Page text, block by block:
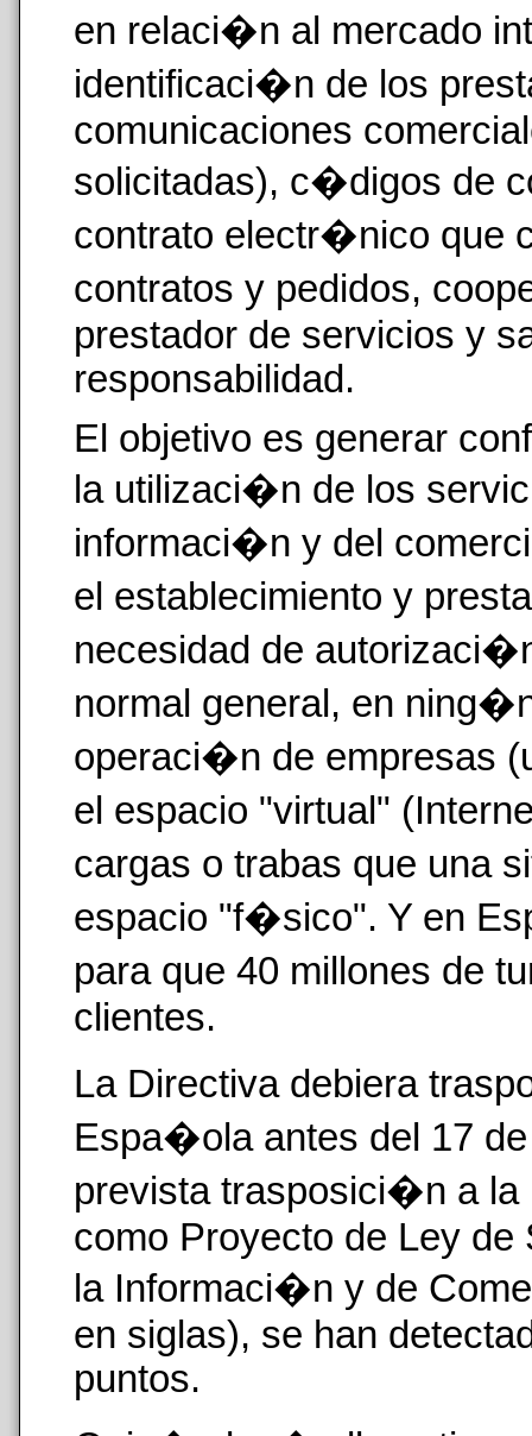
en relaci�n al mercado
identificaci�n de los
comunicaciones
solicitadas), c�digos de
contrato electr�nico que
contratos y pedidos,
prestador de servicios y
responsabilidad.
El objetivo es generar
la utilizaci�n de los
informaci�n y del
el establecimiento y
necesidad de
normal general, en
operaci�n de empresas
el espacio "virtual"
cargas o trabas que una
espacio "f�sico". Y en
para que 40 millones de
clientes.
La Directiva debiera
Espa�ola antes del 17
prevista trasposici�n a
como Proyecto de Ley
la Informaci�n y de
en siglas), se han
puntos.